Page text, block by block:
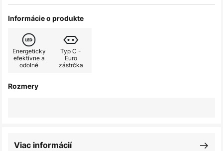
Informácie o produkte
Energeticky
efektívne a
odolné
Typ C -
Euro
zástrčka
Rozmery
Viac informácií